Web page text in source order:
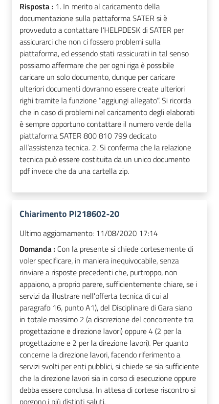
Risposta : 1. In merito al caricamento della
documentazione sulla piattaforma SATER si è
provveduto a contattare l’HELPDESK di SATER per
assicurarci che non ci fossero problemi sulla
piattaforma, ed essendo stati rassicurati in tal senso
possiamo affermare che per ogni riga è possibile
caricare un solo documento, dunque per caricare
ulteriori documenti dovranno essere create ulteriori
righi tramite la funzione “aggiungi allegato”. Si ricorda
che in caso di problemi nel caricamento degli elaborati
è sempre opportuno contattare il numero verde della
piattaforma SATER 800 810 799 dedicato
all’assistenza tecnica. 2. Si conferma che la relazione
tecnica può essere costituita da un unico documento
pdf invece che da una cartella zip.
Chiarimento PI218602-20
Ultimo aggiornamento: 11/08/2020 17:14
Domanda : Con la presente si chiede cortesemente di
voler specificare, in maniera inequivocabile, senza
rinviare a risposte precedenti che, purtroppo, non
appaiono, a proprio parere, sufficientemente chiare, se i
servizi da illustrare nell'offerta tecnica di cui al
paragrafo 16, punto A1), del Disciplinare di Gara siano
in totale massimo 2 (a discrezione del concorrente tra
progettazione e direzione lavori) oppure 4 (2 per la
progettazione e 2 per la direzione lavori). Per quanto
concerne la direzione lavori, facendo riferimento a
servizi svolti per enti pubblici, si chiede se sia sufficiente
che la direzione lavori sia in corso di esecuzione oppure
debba essere conclusa. In attesa di cortese riscontro si
porgono i più distinti saluti.